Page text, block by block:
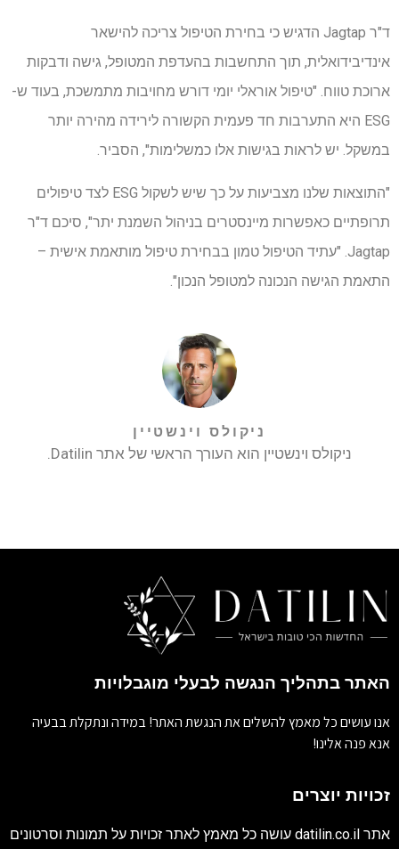
ד"ר Jagtap הדגיש כי בחירת הטיפול צריכה להישאר
אינדיבידואלית, תוך התחשבות בהעדפת המטופל, גישה ודבקות
ארוכת טווח. "טיפול אוראלי יומי דורש מחויבות מתמשכת, בעוד ש-
ESG היא התערבות חד פעמית הקשורה לירידה מהירה יותר
במשקל. יש לראות בגישות אלו כמשלימות", הסביר.
"התוצאות שלנו מצביעות על כך שיש לשקול ESG לצד טיפולים
תרופתיים כאפשרות מיינסטרים בניהול השמנת יתר", סיכם ד"ר
Jagtap. "עתיד הטיפול טמון בבחירת טיפול מותאמת אישית –
התאמת הגישה הנכונה למטופל הנכון".
ניקולס וינשטיין
ניקולס וינשטיין הוא העורך הראשי של אתר Datilin.
האתר בתהליך הנגשה לבעלי מוגבלויות
אנו עושים כל מאמץ להשלים את הנגשת האתר! במידה ונתקלת בבעיה
אנא פנה אלינו!
זכויות יוצרים
אתר datilin.co.il עושה כל מאמץ לאתר זכויות על תמונות וסרטונים